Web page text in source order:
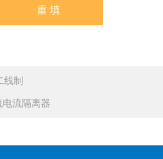
制
电流隔离器